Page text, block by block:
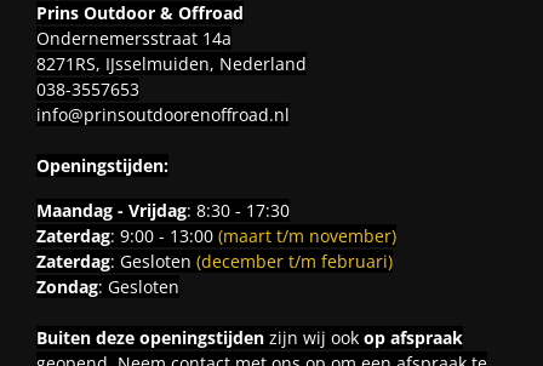
Prins Outdoor & Offroad
Ondernemersstraat 14a
8271RS, IJsselmuiden, Nederland
038-3557653
info@prinsoutdoorenoffroad.nl
Openingstijden:
Maandag - Vrijdag: 8:30 - 17:30
Zaterdag: 9:00 - 13:00 (maart t/m november)
Zaterdag: Gesloten (december t/m februari)
Zondag: Gesloten
Buiten deze openingstijdenzijn wij ook op afspraak